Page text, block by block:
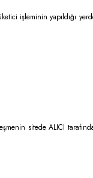
işleminin yapıldığı
sitede ALICI